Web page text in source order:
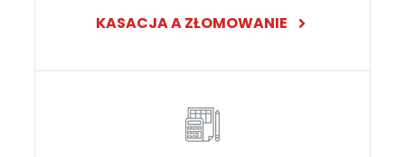
KASACJA A ZŁOMOWANIE